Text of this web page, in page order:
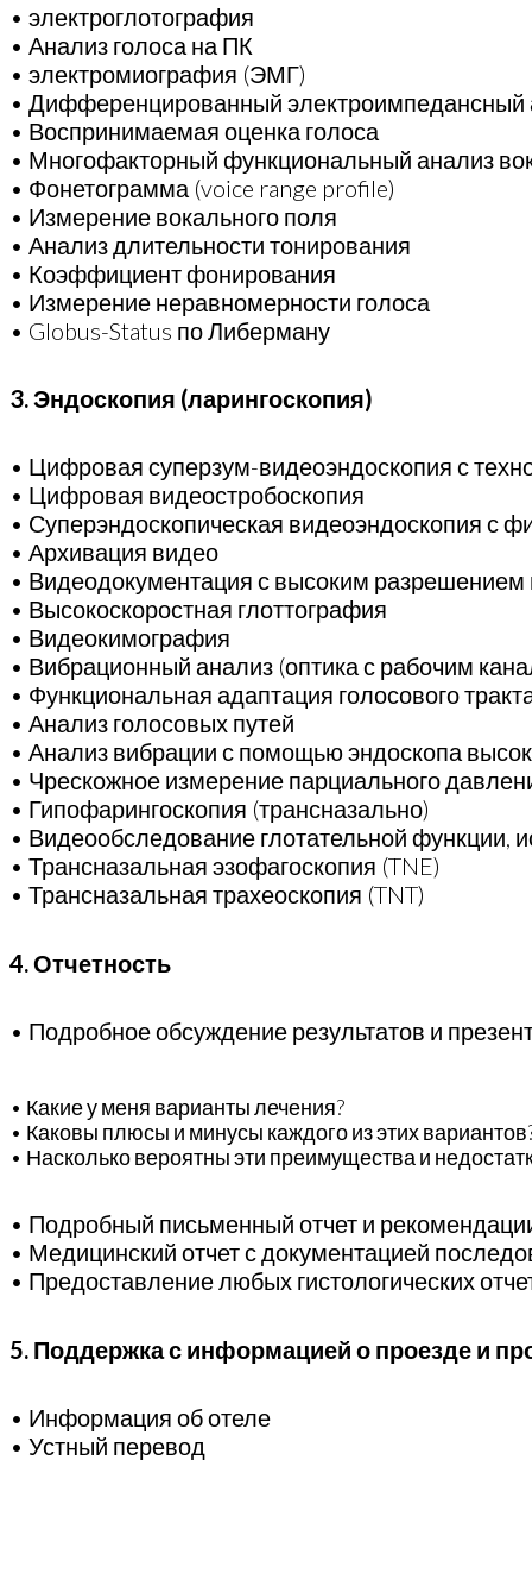
• электроглотография
• Анализ голоса на ПК
• электромиография (ЭМГ)
• Дифференцированный электроимпедансный
• Воспринимаемая оценка голоса
• Многофакторный функциональный анализ
• Фонетограмма (voice range profile)
• Измерение вокального поля
• Анализ длительности тонирования
• Коэффициент фонирования
• Измерение неравномерности голоса
• Globus-Status по Либерману
3. Эндоскопия (ларингоскопия)
• Цифровая суперзум-видеоэндоскопия с
• Цифровая видеостробоскопия
• Суперэндоскопическая видеоэндоскопия с
• Архивация видео
• Видеодокументация с высоким разрешением
• Высокоскоростная глоттография
• Видеокимография
• Вибрационный анализ (оптика с рабочим
• Функциональная адаптация голосового
• Анализ голосовых путей
• Анализ вибрации с помощью эндоскопа
• Чрескожное измерение парциального
• Гипофарингоскопия (трансназально)
• Видеообследование глотательной
• Трансназальная эзофагоскопия (TNE)
• Трансназальная трахеоскопия (TNT)
4. Отчетность
• Подробное обсуждение результатов и
• Какие у меня варианты лечения?
• Каковы плюсы и минусы каждого из этих
• Насколько вероятны эти преимущества и
• Подробный письменный отчет и
• Медицинский отчет с документацией
• Предоставление любых гистологических
5. Поддержка с информацией о проезде и
• Информация об отеле
• Устный перевод